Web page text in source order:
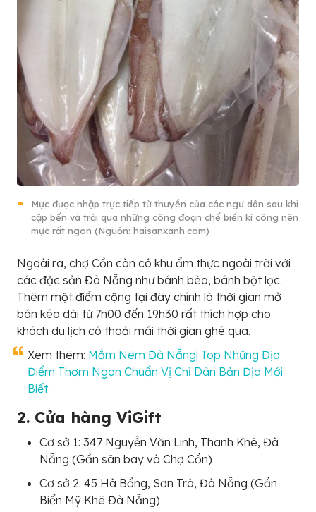
Mực được nhập trực tiếp từ thuyền của các ngư dân sau khi
cập bến và trải qua những công đoạn chế biến kì công nên
mực rất ngon (Nguồn: haisanxanh.com)
Ngoài ra, chợ Cồn còn có khu ẩm thực ngoài trời với
các đặc sản Đà Nẵng như bánh bèo, bánh bột lọc.
Thêm một điểm cộng tại đây chính là thời gian mở
bán kéo dài từ 7h00 đến 19h30 rất thích hợp cho
khách du lịch có thoải mái thời gian ghé qua.
Xem thêm: Mắm Nêm Đà Nẵng| Top Những Địa
Điểm Thơm Ngon Chuẩn Vị Chỉ Dân Bản Địa Mới
Biết
2. Cửa hàng ViGift
Cơ sở 1: 347 Nguyễn Văn Linh, Thanh Khê, Đà
Nẵng (Gần sân bay và Chợ Cồn)
Cơ sở 2: 45 Hà Bổng, Sơn Trà, Đà Nẵng (Gần
Biển Mỹ Khê Đà Nẵng)